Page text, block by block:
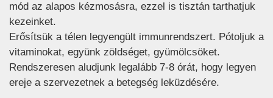
mód az alapos kézmosásra, ezzel is tisztán tarthatjuk
kezeinket.
Erősítsük a télen legyengült immunrendszert. Pótoljuk a
vitaminokat, együnk zöldséget, gyümölcsöket.
Rendszeresen aludjunk legalább 7-8 órát, hogy legyen
ereje a szervezetnek a betegség leküzdésére.